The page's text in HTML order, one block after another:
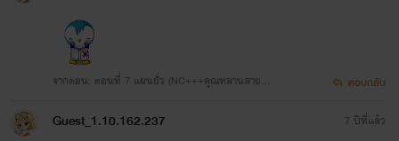
จากตอน: ตอนที่ 7 แผนยั่ว (NC+++คุณหลานสายยั่
ตอบกลับ
Guest_1.10.162.237 7 ปีที่แล้ว